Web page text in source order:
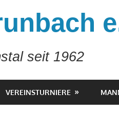
seit 1962
VEREINSTURNIERE